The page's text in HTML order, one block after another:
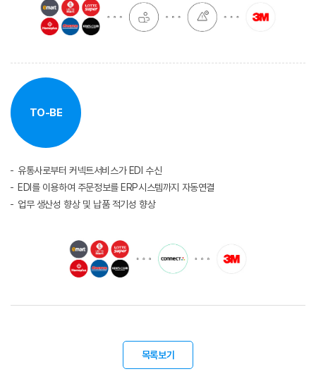
TO-BE
유통사로부터 커넥트서비스가 EDI 수신
EDI를 이용하여 주문정보를 ERP시스템까지 자동연결
업무 생산성 향상 및 납품 적기성 향상
목록보기